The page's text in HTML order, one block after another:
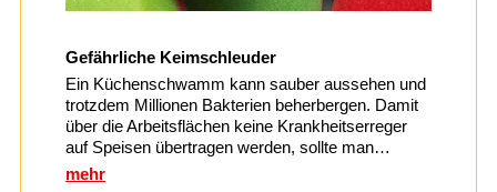
Gefährliche Keimschleuder
Ein Küchenschwamm kann sauber aussehen und
trotzdem Millionen Bakterien beherbergen. Damit
über die Arbeitsflächen keine Krankheitserreger
auf Speisen übertragen werden, sollte man…
mehr